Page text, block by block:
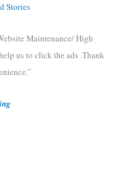
Stories
Maintenance/ High
us to click the ads .Thank